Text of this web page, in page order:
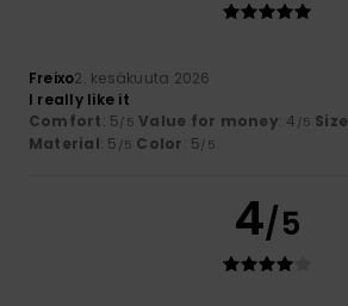
Freixo2. kesäkuuta 2026
I really like it
Comfort: 5/5 Value for money: 4 /5 Size
Material: 5 /5 Color: 5/5
4/5